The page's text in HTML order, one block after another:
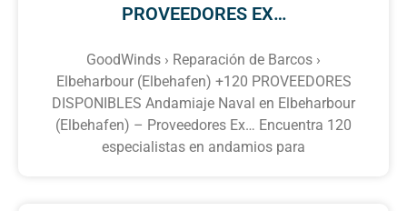
PROVEEDORES EX…
GoodWinds › Reparación de Barcos ›
Elbeharbour (Elbehafen) +120 PROVEEDORES
DISPONIBLES Andamiaje Naval en Elbeharbour
(Elbehafen) – Proveedores Ex… Encuentra 120
especialistas en andamios para